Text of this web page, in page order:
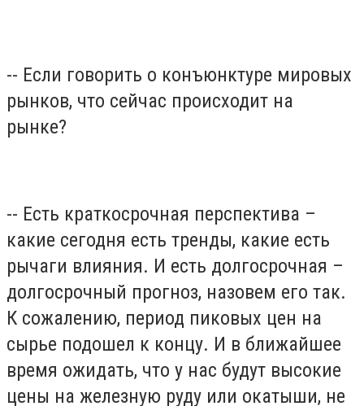
-- Если говорить о конъюнктуре мировых
рынков, что сейчас происходит на
рынке?
-- Есть краткосрочная перспектива –
какие сегодня есть тренды, какие есть
рычаги влияния. И есть долгосрочная –
долгосрочный прогноз, назовем его так.
К сожалению, период пиковых цен на
сырье подошел к концу. И в ближайшее
время ожидать, что у нас будут высокие
цены на железную руду или окатыши, не